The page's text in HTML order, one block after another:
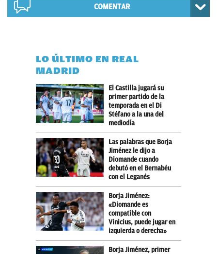
COMENTAR
LO ÚLTIMO EN REAL
MADRID
El Castilla jugará su
primer partido de la
temporada en el Di
Stéfano a la una del
mediodía
Las palabras que Borja
Jiménez le dijo a
Diomande cuando
debutó en el Bernabéu
con el Leganés
Borja Jiménez:
«Diomande es
compatible con
Vinicius, puede jugar en
izquierda o derecha»
Borja Jiménez, primer